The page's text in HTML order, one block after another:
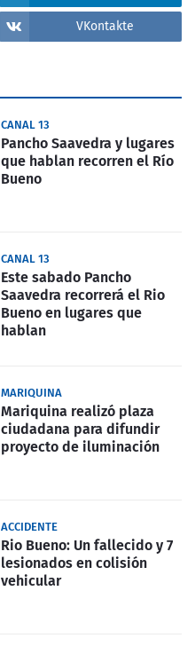
VKontakte
CANAL 13
Pancho Saavedra y lugares
que hablan recorren el Río
Bueno
CANAL 13
Este sabado Pancho
Saavedra recorrerá el Rio
Bueno en lugares que
hablan
MARIQUINA
Mariquina realizó plaza
ciudadana para difundir
proyecto de iluminación
ACCIDENTE
Rio Bueno: Un fallecido y 7
lesionados en colisión
vehicular